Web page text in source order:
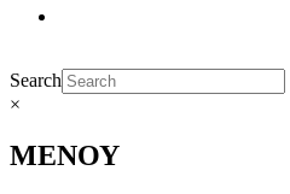
Search
×
ΜΕΝΟΥ